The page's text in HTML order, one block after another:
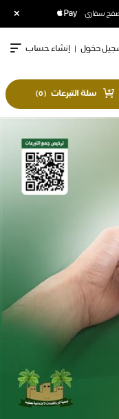
سفاري ×
دخول | إنشاء حساب
سلة التبرعات (
0
)